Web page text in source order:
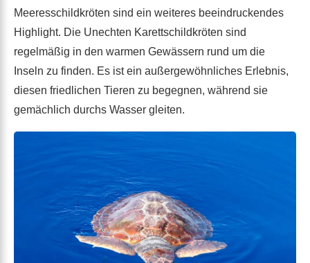
Meeresschildkröten sind ein weiteres beeindruckendes
Highlight. Die Unechten Karettschildkröten sind
regelmäßig in den warmen Gewässern rund um die
Inseln zu finden. Es ist ein außergewöhnliches Erlebnis,
diesen friedlichen Tieren zu begegnen, während sie
gemächlich durchs Wasser gleiten.